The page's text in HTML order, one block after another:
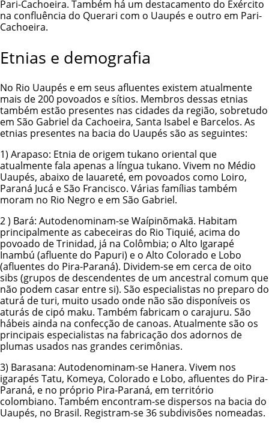
Pari-Cachoeira. Também há um destacamento do Exército
na confluência do Querari com o Uaupés e outro em Pari-
Cachoeira.
Etnias e demografia
No Rio Uaupés e em seus afluentes existem atualmente
mais de 200 povoados e sítios. Membros dessas etnias
também estão presentes nas cidades da região, sobretudo
em São Gabriel da Cachoeira, Santa Isabel e Barcelos. As
etnias presentes na bacia do Uaupés são as seguintes:
1) Arapaso: Etnia de origem tukano oriental que
atualmente fala apenas a língua tukano. Vivem no Médio
Uaupés, abaixo de Iauareté, em povoados como Loiro,
Paraná Jucá e São Francisco. Várias famílias também
moram no Rio Negro e em São Gabriel.
2 ) Bará: Autodenominam-se Waípinõmakã. Habitam
principalmente as cabeceiras do Rio Tiquié, acima do
povoado de Trinidad, já na Colômbia; o Alto Igarapé
Inambú (afluente do Papuri) e o Alto Colorado e Lobo
(afluentes do Pira-Paraná). Dividem-se em cerca de oito
sibs (grupos de descendentes de um ancestral comum que
não podem casar entre si). São especialistas no preparo do
aturá de turi, muito usado onde não são disponíveis os
aturás de cipó maku. Também fabricam o carajuru. São
hábeis ainda na confecção de canoas. Atualmente são os
principais especialistas na fabricação dos adornos de
plumas usados nas grandes cerimônias.
3) Barasana: Autodenominam-se Hanera. Vivem nos
igarapés Tatu, Komeya, Colorado e Lobo, afluentes do Pira-
Paraná, e no próprio Pira-Paraná, em território
colombiano. Também encontram-se dispersos na bacia do
Uaupés, no Brasil. Registram-se 36 subdivisões nomeadas.